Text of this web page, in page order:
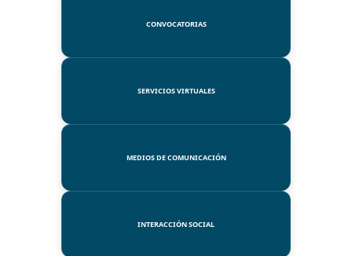
CONVOCATORIAS
SERVICIOS VIRTUALES
MEDIOS DE COMUNICACIÓN
INTERACCIÓN SOCIAL